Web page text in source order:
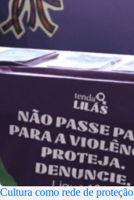
Cultura como rede de proteção